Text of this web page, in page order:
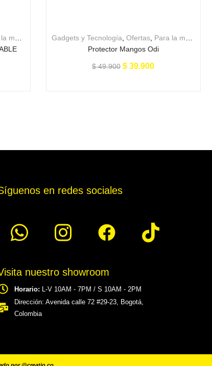
moto
Gadgets y Tecnología Ofertas, Para la moto
Protector Mangos Odi
$49.900 $ 39.900
en redes sociales
nuestro showroom
Horario: L-V 10AM - 7PM / S 10AM - 2PM
Dirección: Avenida calle 72 #29-23, Bogotá,
Colombia​